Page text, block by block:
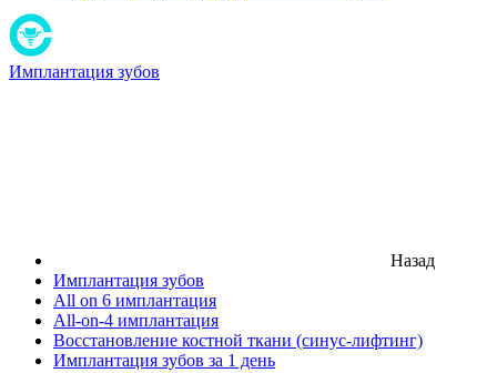
Имплантация зубов
Назад
Имплантация зубов
All on 6 имплантация
All-on-4 имплантация
Восстановление костной ткани (синус-лифтинг)
Имплантация зубов за 1 день